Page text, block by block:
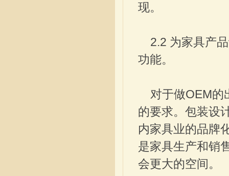
现。
2.2 为家具产品
功能。
对于做OEM的
的要求。包装设
内家具业的品牌
是家具生产和销
会更大的空间。